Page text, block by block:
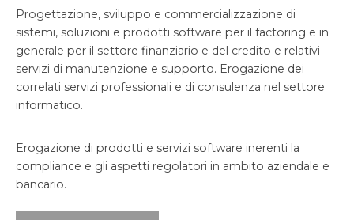
Progettazione, sviluppo e commercializzazione di
sistemi, soluzioni e prodotti software per il factoring e in
generale per il settore finanziario e del credito e relativi
servizi di manutenzione e supporto. Erogazione dei
correlati servizi professionali e di consulenza nel settore
informatico.
Erogazione di prodotti e servizi software inerenti la
compliance e gli aspetti regolatori in ambito aziendale e
bancario.